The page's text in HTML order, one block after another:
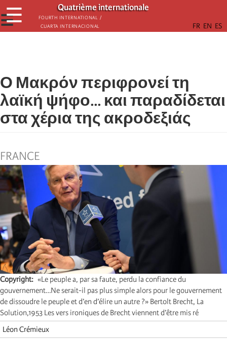
Παράκαμψη
προς
το
Quatrième internationale
Fourth International /
Cuarta Internacional
☰
☰
Ο Μακρόν περιφρονεί τη
λαϊκή ψήφο... και παραδίδεται
στα χέρια της ακροδεξιάς
FRANCE
Copyright
«Le peuple a, par sa faute, perdu la confiance du
gouvernement…Ne serait-il pas plus simple alors pour le gouvernement
de dissoudre le peuple et d’en d’élire un autre ?» Bertolt Brecht, La
Solution,1953 Les vers ironiques de Brecht viennent d’être mis ré
Léon Crémieux